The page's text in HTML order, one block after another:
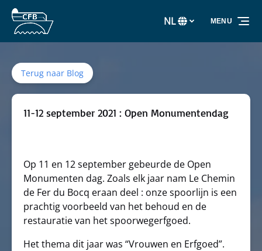
Ga naar de primaire navigatie
Ga naar inhoud
Ga naar voettekst
Selecteer
uw
NL MENU
Terug naar Blog
11-12 september 2021 : Open Monumentendag
Op 11 en 12 september gebeurde de Open
Monumenten dag. Zoals elk jaar nam Le Chemin
de Fer du Bocq eraan deel : onze spoorlijn is een
prachtig voorbeeld van het behoud en de
restauratie van het spoorwegerfgoed.
Het thema dit jaar was “Vrouwen en Erfgoed”.